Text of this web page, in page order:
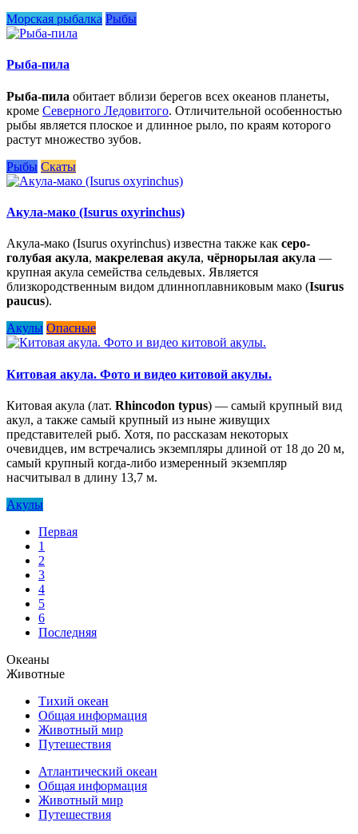
Морская рыбалка Рыбы
Рыба-пила
Рыба-пила обитает вблизи берегов всех океанов планеты,
кроме Северного Ледовитого. Отличительной особенностью
рыбы является плоское и длинное рыло, по краям которого
растут множество зубов.
Рыбы Скаты
Акула-мако (Isurus oxyrinchus)
Акула-мако (Isurus oxyrinchus) известна также как серо-
голубая акула, макрелевая акула, чёрнорылая акула —
крупная акула семейства сельдевых. Является
близкородственным видом длинноплавниковым мако (Isurus
paucus).
Акулы Опасные
Китовая акула. Фото и видео китовой акулы.
Китовая акула (лат. Rhincodon typus) — самый крупный вид
акул, а также самый крупный из ныне живущих
представителей рыб. Хотя, по рассказам некоторых
очевидцев, им встречались экземпляры длиной от 18 до 20 м,
самый крупный когда-либо измеренный экземпляр
насчитывал в длину 13,7 м.
Акулы
Первая
1
2
3
4
5
6
Последняя
Океаны
Животные
Тихий океан
Общая информация
Животный мир
Путешествия
Атлантический океан
Общая информация
Животный мир
Путешествия